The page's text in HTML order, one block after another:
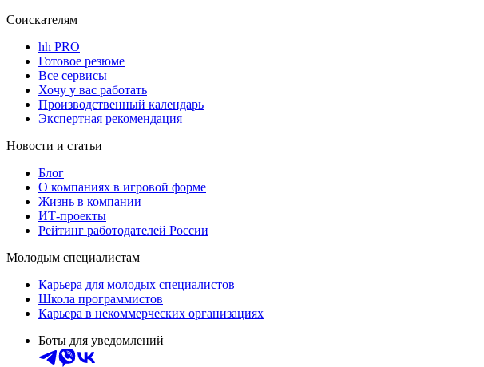
Соискателям
hh PRO
Готовое резюме
Все сервисы
Хочу у вас работать
Производственный календарь
Экспертная рекомендация
Новости и статьи
Блог
О компаниях в игровой форме
Жизнь в компании
ИТ-проекты
Рейтинг работодателей России
Молодым специалистам
Карьера для молодых специалистов
Школа программистов
Карьера в некоммерческих организациях
Боты для уведомлений